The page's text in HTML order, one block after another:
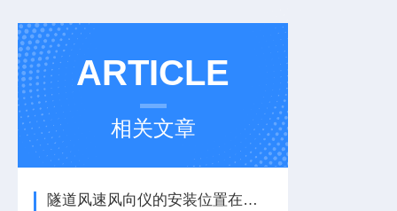
ARTICLE
相关文章
隧道风速风向仪的安装位置在哪里